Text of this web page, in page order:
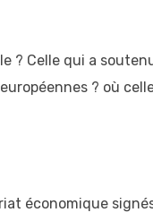
? Celle qui a
? où
économique